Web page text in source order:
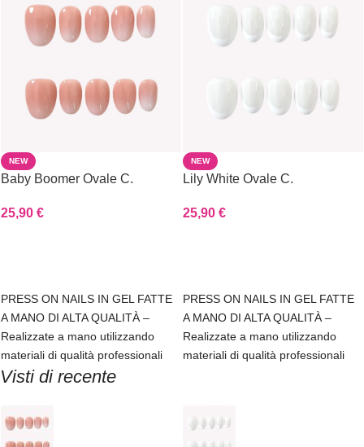
NEW
Baby Boomer Ovale C.
25,90 €
PRESS ON NAILS IN GEL FATTE
A MANO DI ALTA QUALITÀ –
Realizzate a mano utilizzando
materiali di qualità professionali
NEW
Lily White Ovale C.
25,90 €
PRESS ON NAILS IN GEL FATTE
A MANO DI ALTA QUALITÀ –
Realizzate a mano utilizzando
materiali di qualità professionali
Visti di recente